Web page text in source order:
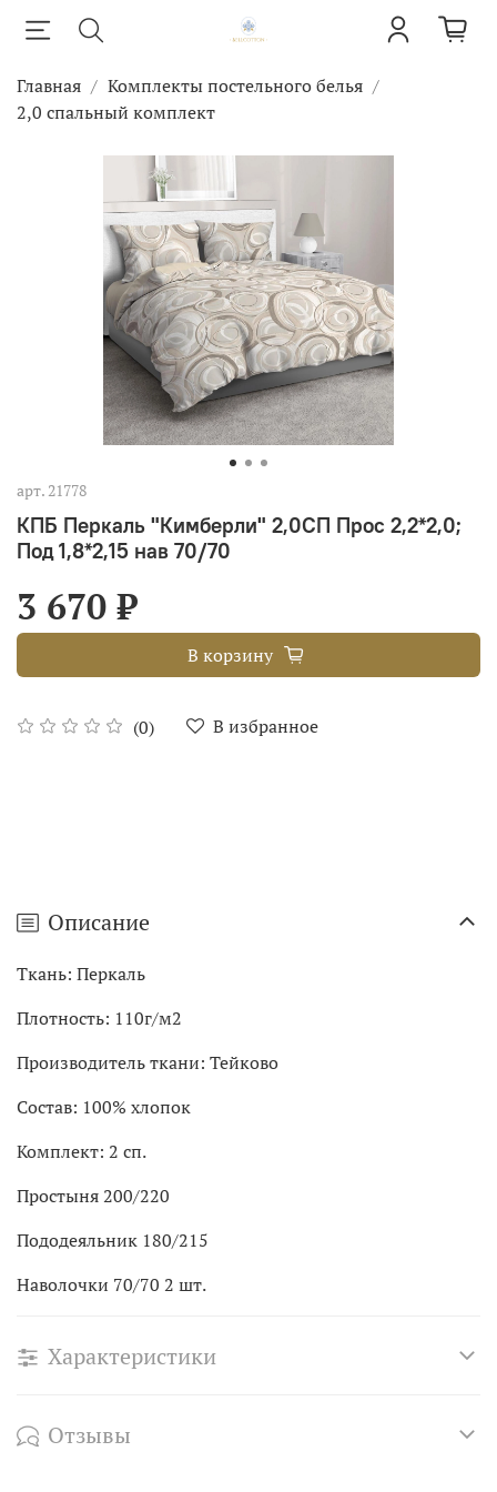
Главная
Комплекты постельного белья
2,0 спальный комплект
арт. 21778
КПБ Перкаль "Кимберли" 2,0СП Прос 2,2*2,0;
Под 1,8*2,15 нав 70/70
(0) В избранное
3 670 ₽
В корзину
Описание
Ткань: Перкаль
Плотность: 110г/м2
Производитель ткани: Тейково
Состав: 100% хлопок
Комплект: 2 сп.
Простыня 200/220
Пододеяльник 180/215
Наволочки 70/70 2 шт.
Характеристики
Отзывы